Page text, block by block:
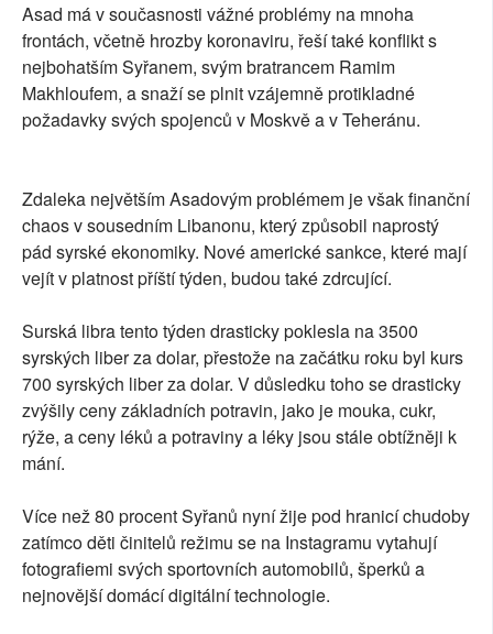
Asad má v současnosti vážné problémy na mnoha
frontách, včetně hrozby koronaviru, řeší také konflikt s
nejbohatším Syřanem, svým bratrancem Ramim
Makhloufem, a snaží se plnit vzájemně protikladné
požadavky svých spojenců v Moskvě a v Teheránu.
Zdaleka největším Asadovým problémem je však finanční
chaos v sousedním Libanonu, který způsobil naprostý
pád syrské ekonomiky. Nové americké sankce, které mají
vejít v platnost příští týden, budou také zdrcující.
Surská libra tento týden drasticky poklesla na 3500
syrských liber za dolar, přestože na začátku roku byl kurs
700 syrských liber za dolar. V důsledku toho se drasticky
zvýšily ceny základních potravin, jako je mouka, cukr,
rýže, a ceny léků a potraviny a léky jsou stále obtížněji k
mání.
Více než 80 procent Syřanů nyní žije pod hranicí chudoby
zatímco děti činitelů režimu se na Instagramu vytahují
fotografiemi svých sportovních automobilů, šperků a
nejnovější domácí digitální technologie.